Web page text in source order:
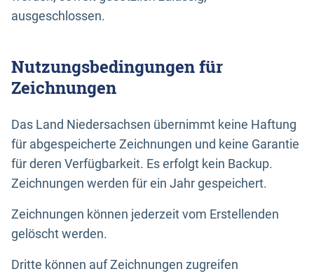
ausgeschlossen.
Nutzungsbedingungen für
Zeichnungen
Das Land Niedersachsen übernimmt keine Haftung
für abgespeicherte Zeichnungen und keine Garantie
für deren Verfügbarkeit. Es erfolgt kein Backup.
Zeichnungen werden für ein Jahr gespeichert.
Zeichnungen können jederzeit vom Erstellenden
gelöscht werden.
Dritte können auf Zeichnungen zugreifen